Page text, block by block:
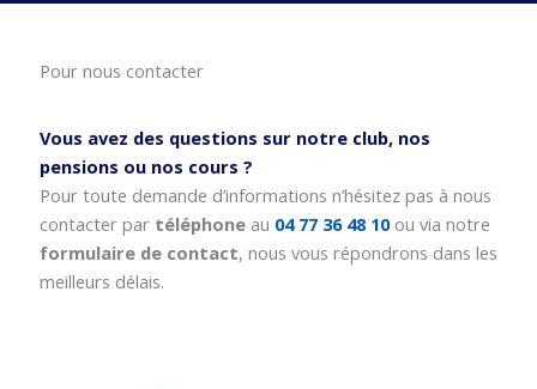
Pour nous contacter
Vous avez des questions sur notre club, nos
pensions ou nos cours ?
Pour toute demande d’informations n’hésitez pas à nous
contacter par téléphoneau 04 77 36 48 10 ou via notre
formulaire de contact, nous vous répondrons dans les
meilleurs délais.